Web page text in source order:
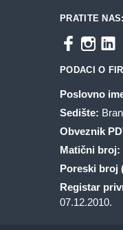
PRATITE NAS:
PODACI O
Poslovno
Sedište:
Obveznik
Matični broj:
Poreski broj
Registar
07.12.2010.